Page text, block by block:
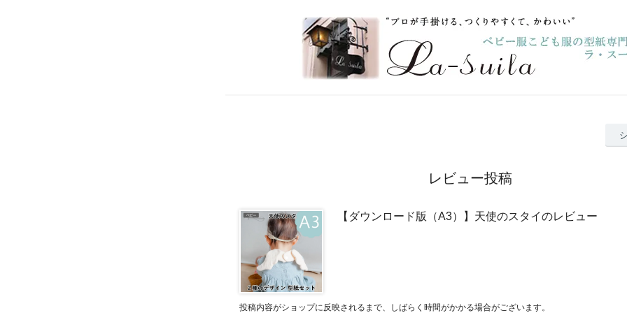
レビュー投稿
【ダウンロード版（A3）】天使のスタイのレビュー
投稿内容がショップに反映されるまで、しばらく時間がかかる場合がございます。